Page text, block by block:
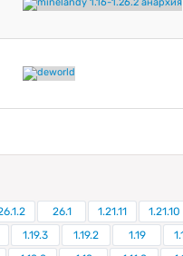
26.1 1.21.11 1.21.10
1.19.3 1.19.2 1.19